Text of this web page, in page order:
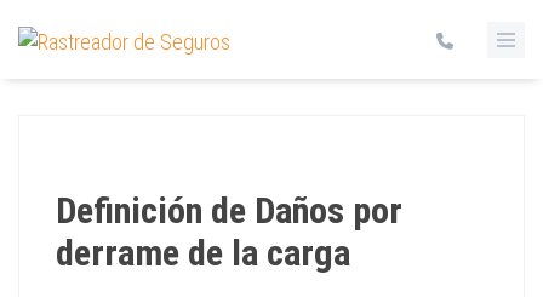
Definición de Daños por
derrame de la carga